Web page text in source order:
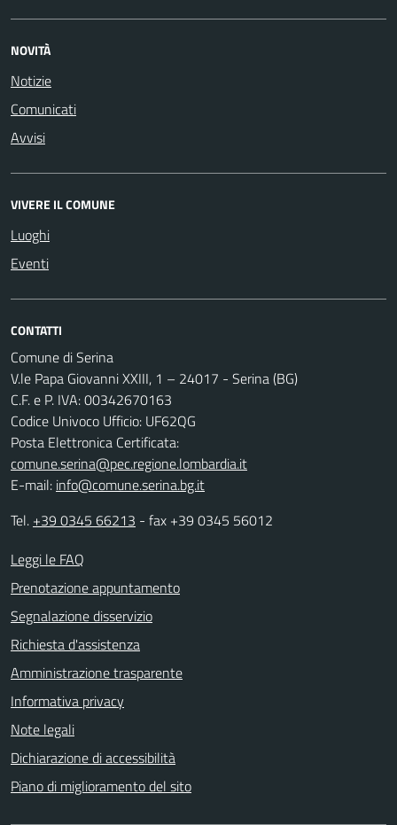
NOVITÀ
Notizie
Comunicati
Avvisi
VIVERE IL COMUNE
Luoghi
Eventi
CONTATTI
Comune di Serina
V.le Papa Giovanni XXIII, 1 – 24017 - Serina (BG)
C.F. e P. IVA: 00342670163
Codice Univoco Ufficio: UF62QG
Posta Elettronica Certificata:
comune.serina@pec.regione.lombardia.it
E-mail: info@comune.serina.bg.it
Tel. +39 0345 66213 - fax +39 0345 56012
Leggi le FAQ
Prenotazione appuntamento
Segnalazione disservizio
Richiesta d'assistenza
Amministrazione trasparente
Informativa privacy
Note legali
Dichiarazione di accessibilità
Piano di miglioramento del sito